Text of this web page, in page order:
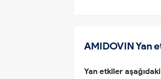
AMIDOVIN Yan
Yan etkiler